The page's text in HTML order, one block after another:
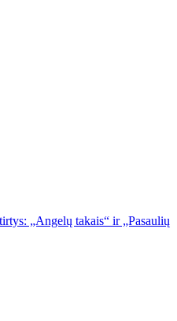
„Angelų takais“ ir „Pasaulių